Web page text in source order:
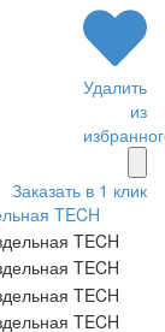
Удалить
из
Заказать в 1 клик
TECH